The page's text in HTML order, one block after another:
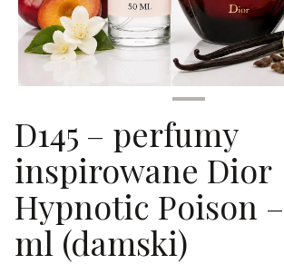
D145 – perfumy
inspirowane Dior
Hypnotic Poison
ml (damski)